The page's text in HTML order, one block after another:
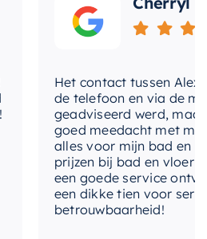
merk
Nis voor kwaliteit en
aanvulling op elke
de stijl. Wacht niet langer
en praktische nis toe aan
Het contact tussen Alex
de telefoon en via de
geadviseerd werd, maar
goed meedacht met mij.
alles voor mijn bad en
prijzen bij bad en vloer
een goede service
een dikke tien voor
betrouwbaarheid!